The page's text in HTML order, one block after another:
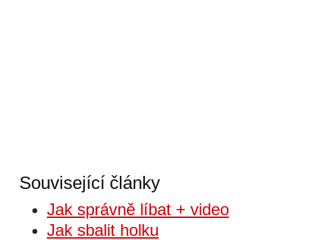
Související články
Jak správně líbat + video
Jak sbalit holku